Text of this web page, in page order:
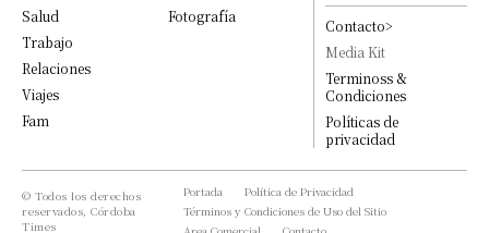
Salud
Trabajo
Relaciones
Viajes
Fam
Fotografía
Contacto>
Media Kit
Terminoss &
Condiciones
Políticas de
privacidad
© Todos los derechos
reservados, Córdoba
Times
Portada
Política de Privacidad
Términos y Condiciones de Uso del Sitio